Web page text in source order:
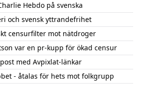
Hebdo på svenska
och svensk yttrandefrihet
censurfilter mot nätdroger
var en pr-kupp för ökad censur
med Avpixlat-länkar
- åtalas för hets mot folkgrupp